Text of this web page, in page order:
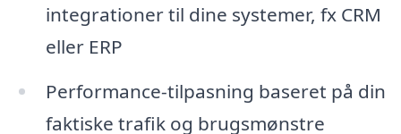
integrationer til dine systemer, fx CRM
eller ERP
Performance-tilpasning baseret på din
faktiske trafik og brugsmønstre